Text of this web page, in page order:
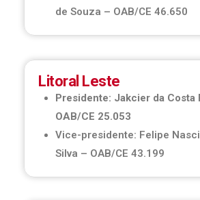
de Souza – OAB/CE 46.650
Litoral Leste
Presidente: Jakcier da Costa
OAB/CE 25.053
Vice-presidente: Felipe
Silva – OAB/CE 43.199